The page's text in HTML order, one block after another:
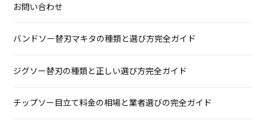
お問い合わせ
バンドソー替刃マキタの種類と選び方完全ガイド
ジグソー替刃の種類と正しい選び方完全ガイド
チップソー目立て料金の相場と業者選びの完全ガイド